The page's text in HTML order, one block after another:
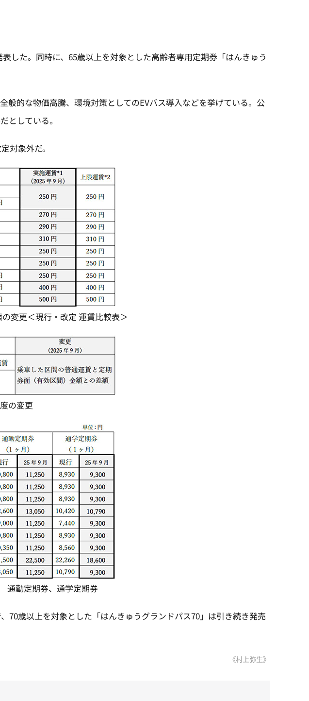
した。同時に、65歳以上を対象とした高齢者専用定期券「はんきゅう
的な物価高騰、環境対策としてのEVバス導入などを挙げている。公
としている。
対象外だ。
変更＜現行・改定 運賃比較表＞
の変更
通勤定期券、通学定期券
歳以上を対象とした「はんきゅうグランドパス70」は引き続き発売
《村上弥生》